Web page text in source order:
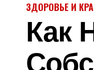
ЗДОРОВЬЕ И
Как